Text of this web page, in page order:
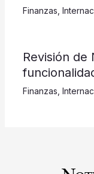
Finanzas
Revisión de
Finanzas